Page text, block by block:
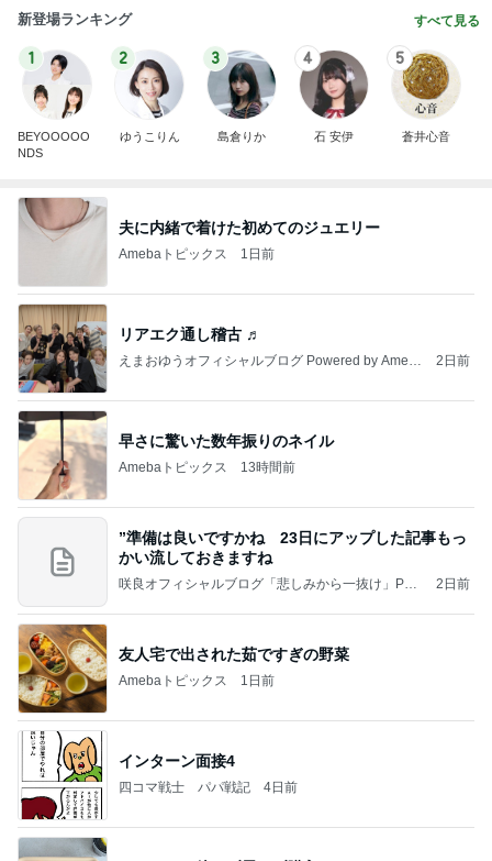
新登場ランキング すべて見る
1
BEYOOOOO
NDS
2
ゆうこりん
3
島倉りか
4
石 安伊
5
蒼井心音
夫に内緒で着けた初めてのジュエリー
Amebaトピックス 1日前
リアエク通し稽古 ♬
えまおゆうオフィシャルブログ Powered by Ameb
2日前
早さに驚いた数年振りのネイル
Amebaトピックス 13時間前
”準備は良いですかね 23日にアップした記事もっ
かい流しておきますね
咲良オフィシャルブログ「悲しみから一抜け」Pow
2日前
友人宅で出された茹ですぎの野菜
Amebaトピックス 1日前
インターン面接4
四コマ戦士 パパ戦記 4日前